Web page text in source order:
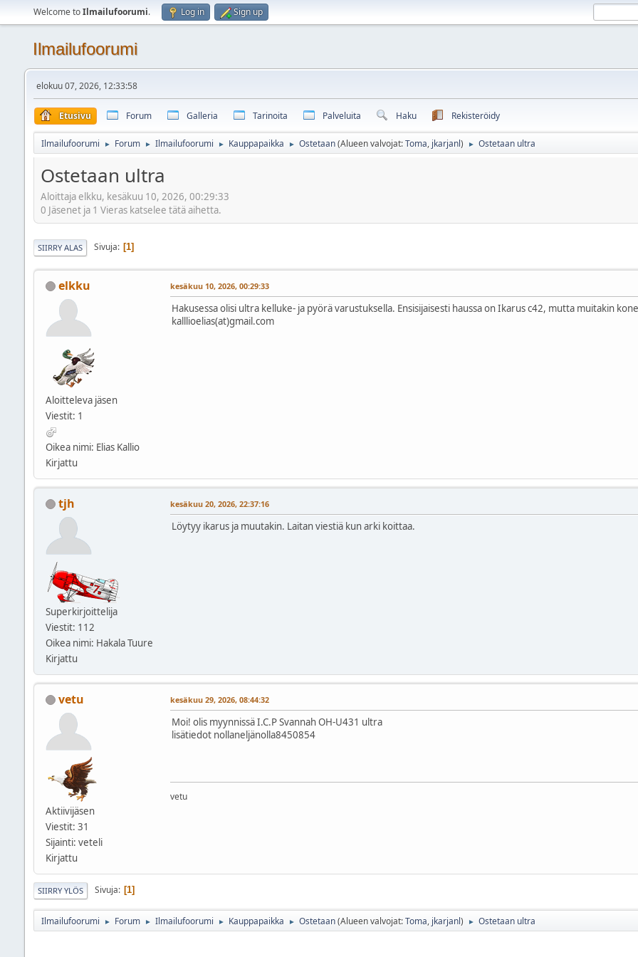
Welcome toIlmailufoorumi. Log in Sign up
Ilmailufoorumi
elokuu 07, 2026, 12:33:58
Etusivu Forum Galleria Tarinoita Palveluita Haku Rekisteröidy
Ilmailufoorumi ► Forum ► Ilmailufoorumi ► Kauppapaikka ► Ostetaan (Alueen valvojat:Toma, jkarjanl) ► Ostetaan ultra
Ostetaan ultra
Aloittaja elkku, kesäkuu 10, 2026, 00:29:33
0 Jäsenet ja 1 Vieras katselee tätä aihetta.
SIIRRY ALAS Sivuja 1
elkku
Aloitteleva jäsen
Viestit: 1
Oikea nimi: Elias Kallio
Kirjattu
kesäkuu 10, 2026, 00:29:33
Hakusessa olisi ultra kelluke- ja pyörä varustuksella. Ensisijaisesti haussa on Ikarus c42, mutta muitakin
kalllioelias(at)gmail.com
tjh
Superkirjoittelija
Viestit: 112
Oikea nimi: Hakala Tuure
Kirjattu
kesäkuu 20, 2026, 22:37:16
Löytyy ikarus ja muutakin. Laitan viestiä kun arki koittaa.
vetu
Aktiivijäsen
Viestit: 31
Sijainti: veteli
Kirjattu
kesäkuu 29, 2026, 08:44:32
Moi! olis myynnissä I.C.P Svannah OH-U431 ultra
lisätiedot nollaneljänolla8450854
vetu
SIIRRY YLÖS Sivuja 1
Ilmailufoorumi ► Forum ► Ilmailufoorumi ► Kauppapaikka ► Ostetaan (Alueen valvojat:Toma, jkarjanl) ► Ostetaan ultra